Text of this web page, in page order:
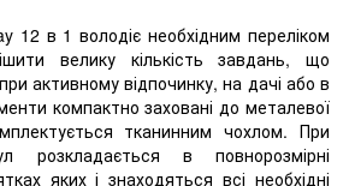
12 в 1 володіє необхідним переліком
велику кількість завдань, що
активному відпочинку, на дачі або в
компактно заховані до металевої
тканинним чохлом. При
розкладається в повнорозмірні
яких і знаходяться всі необхідні